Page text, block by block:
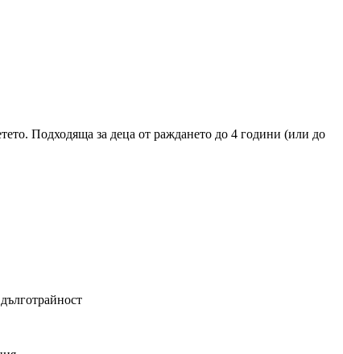
Подходяща за деца от раждането до 4 години (или до